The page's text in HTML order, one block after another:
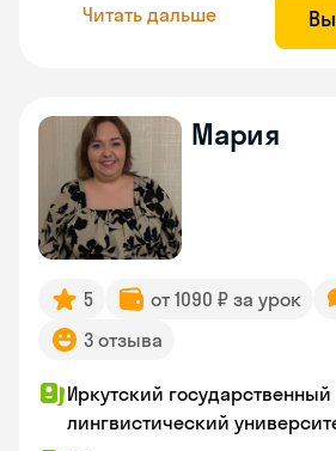
Читать дальше
Мария
5 от 1090 ₽ за урок
3 отзыва
Иркутский государственный
лингвистический